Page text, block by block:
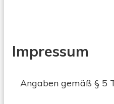
Impressum
Angaben gemäß § 5